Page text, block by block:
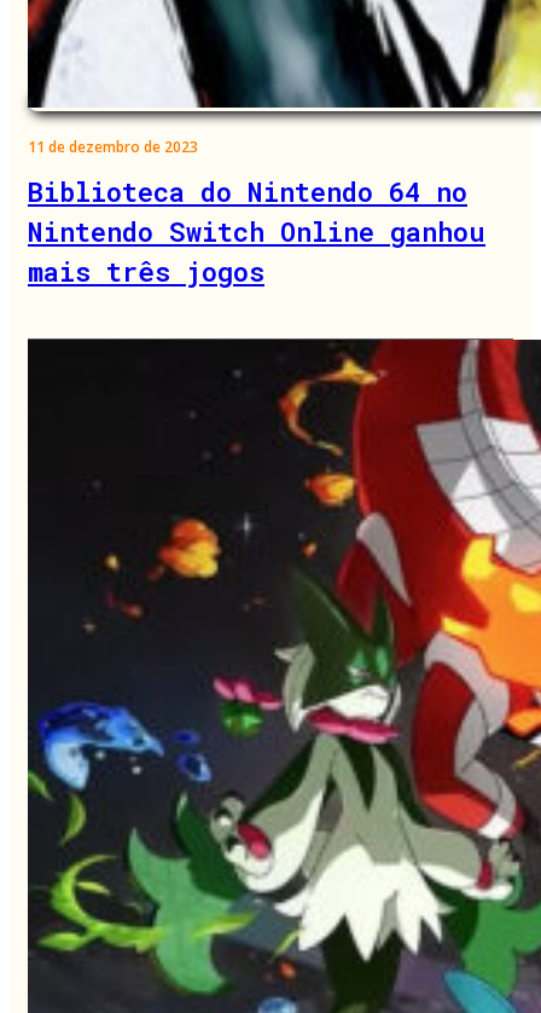
11 de dezembro de 2023
Biblioteca do Nintendo 64 no
Nintendo Switch Online ganhou
mais três jogos